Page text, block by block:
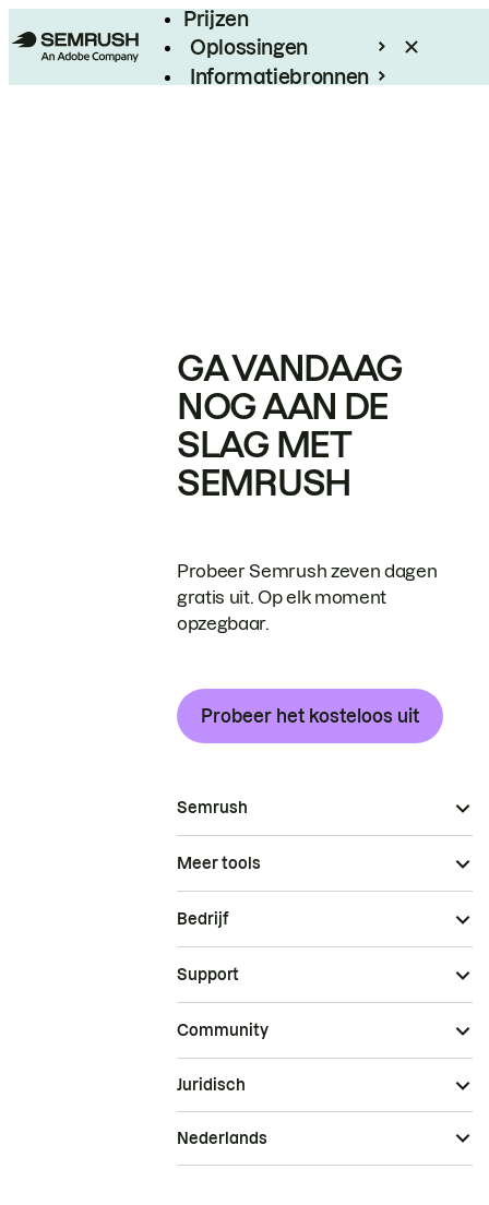
Prijzen
Oplossingen
Informatiebronnen
GA VANDAAG
NOG AAN DE
SLAG MET
SEMRUSH
Probeer Semrush zeven dagen
gratis uit. Op elk moment
opzegbaar.
Probeer het kosteloos uit
Semrush
Meer tools
Bedrijf
Support
Community
Juridisch
Nederlands